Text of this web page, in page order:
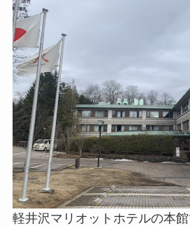
軽井沢マリオットホテルの本館